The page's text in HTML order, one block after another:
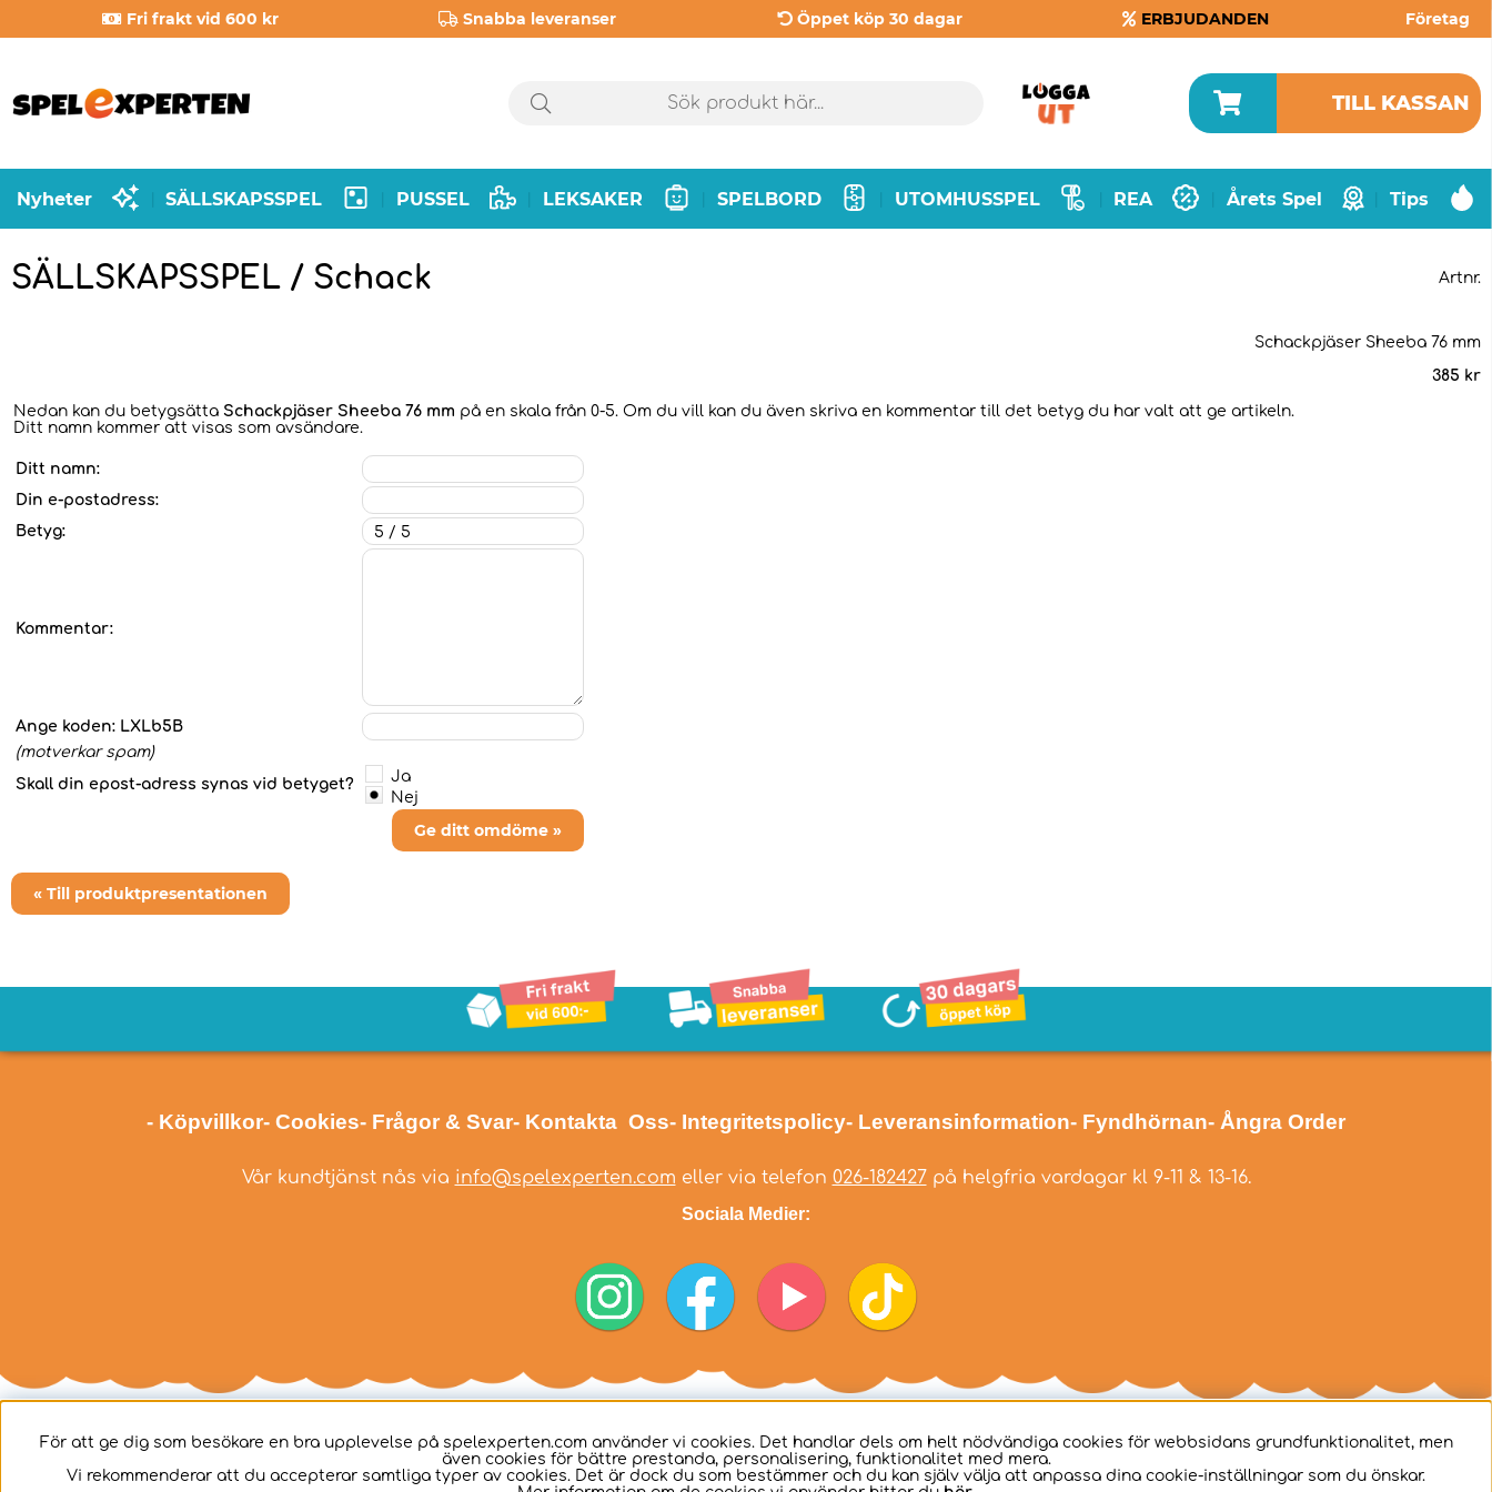
Fri frakt vid 600 kr Snabba leveranser Öppet köp 30 dagar ERBJUDANDEN Företag
TILL KASSAN
Nyheter SÄLLSKAPSSPEL PUSSEL LEKSAKER SPELBORD UTOMHUSSPEL REA Årets Spel Tips
SÄLLSKAPSSPEL / Schack Artnr.
Schackpjäser Sheeba 76 mm
385 kr
Nedan kan du betygsätta Schackpjäser Sheeba 76 mm på en skala från 0-5. Om du vill kan du även skriva en kommentar till det betyg du har valt att ge artikeln.
Ditt namn kommer att visas som avsändare.
Ditt namn:
Din e-postadress:
Betyg:
Kommentar:
Ange koden: LXLb5B
(motverkar spam)
Skall din epost-adress synas vid betyget?
Ja
Nej
Ge ditt omdöme »
« Till produktpresentationen
- Köpvillkor- Cookies- Frågor & Svar- Kontakta Oss- Integritetspolicy- Leveransinformation- Fyndhörnan- Ångra Order
Vår kundtjänst nås via info@spelexperten.com eller via telefon 026-182427på helgfria vardagar kl 9-11 & 13-16.
Sociala Medier:
För att ge dig som besökare en bra upplevelse på spelexperten.com använder vi cookies. Det handlar dels om helt nödvändiga cookies för webbsidans grundfunktionalitet, men
även cookies för bättre prestanda, personalisering, funktionalitet med mera.
Vi rekommenderar att du accepterar samtliga typer av cookies. Det är dock du som bestämmer och du kan själv välja att anpassa dina cookie-inställningar som du önskar.